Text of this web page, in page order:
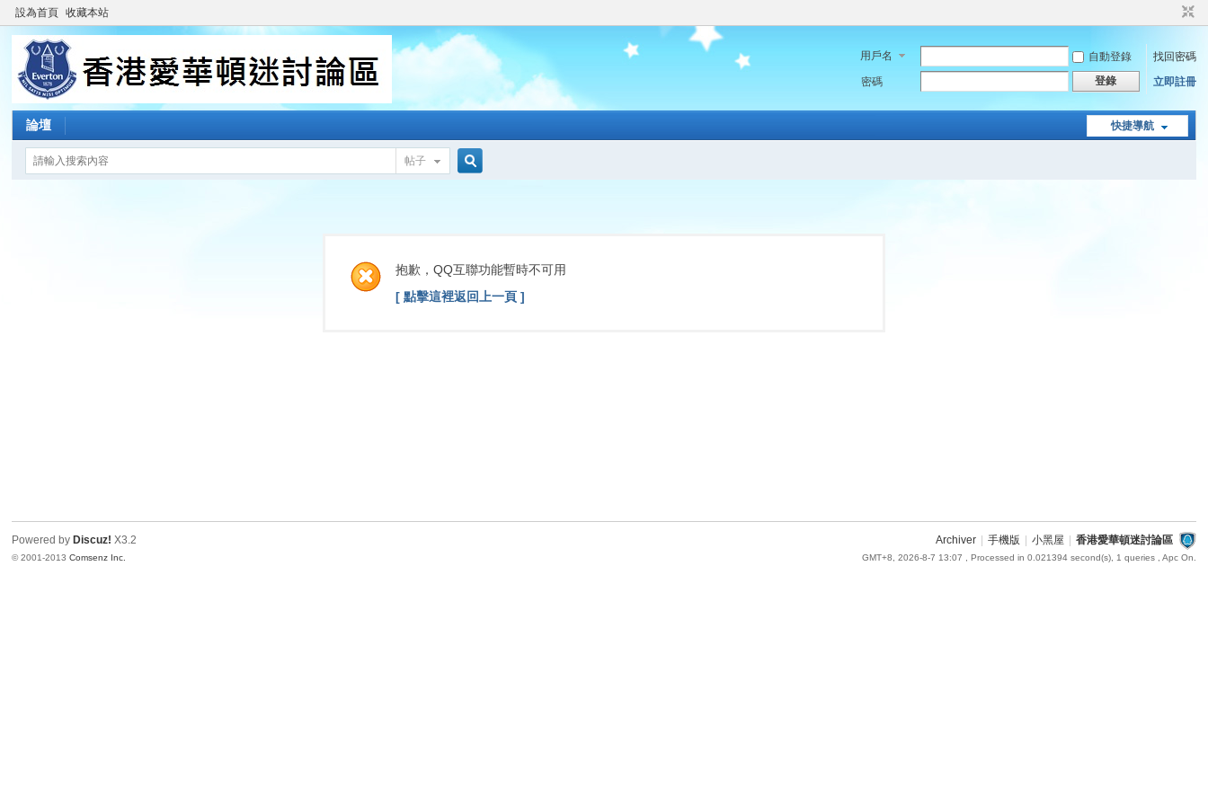
設為首頁 收藏本站
用戶名 自動登錄
找回密碼
密碼
登錄 立即註冊
快捷導航
論壇
帖子
索
抱歉，QQ互聯功能暫時不可用
[ 點擊這裡返回上一頁 ]
Archiver 手機版 小黑屋 香港愛華頓迷討論區
GMT+8, 2026-8-7 13:07 , Processed in 0.021394 second(s), 1 queries , Apc On.
Powered by Discuz! X3.2
© 2001-2013Comsenz Inc.